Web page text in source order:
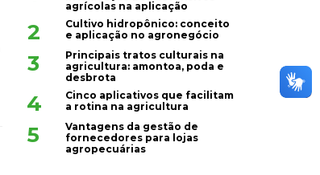
agrícolas na aplicação
2
Cultivo hidropônico: conceito
e aplicação no agronegócio
3
Principais tratos culturais na
agricultura: amontoa, poda e
desbrota
4
Cinco aplicativos que facilitam
a rotina na agricultura
5
Vantagens da gestão de
fornecedores para lojas
agropecuárias